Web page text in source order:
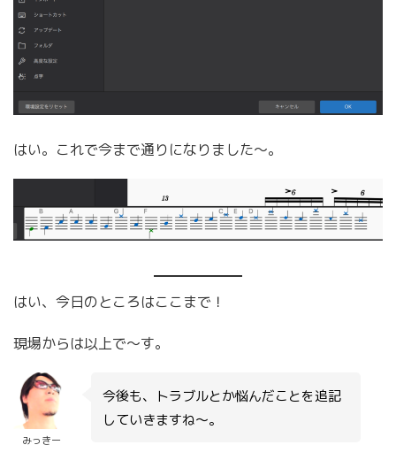
はい。これで今まで通りになりました〜。
はい、今日のところはここまで！
現場からは以上で〜す。
みっきー
今後も、トラブルとか悩んだことを追記
していきますね〜。